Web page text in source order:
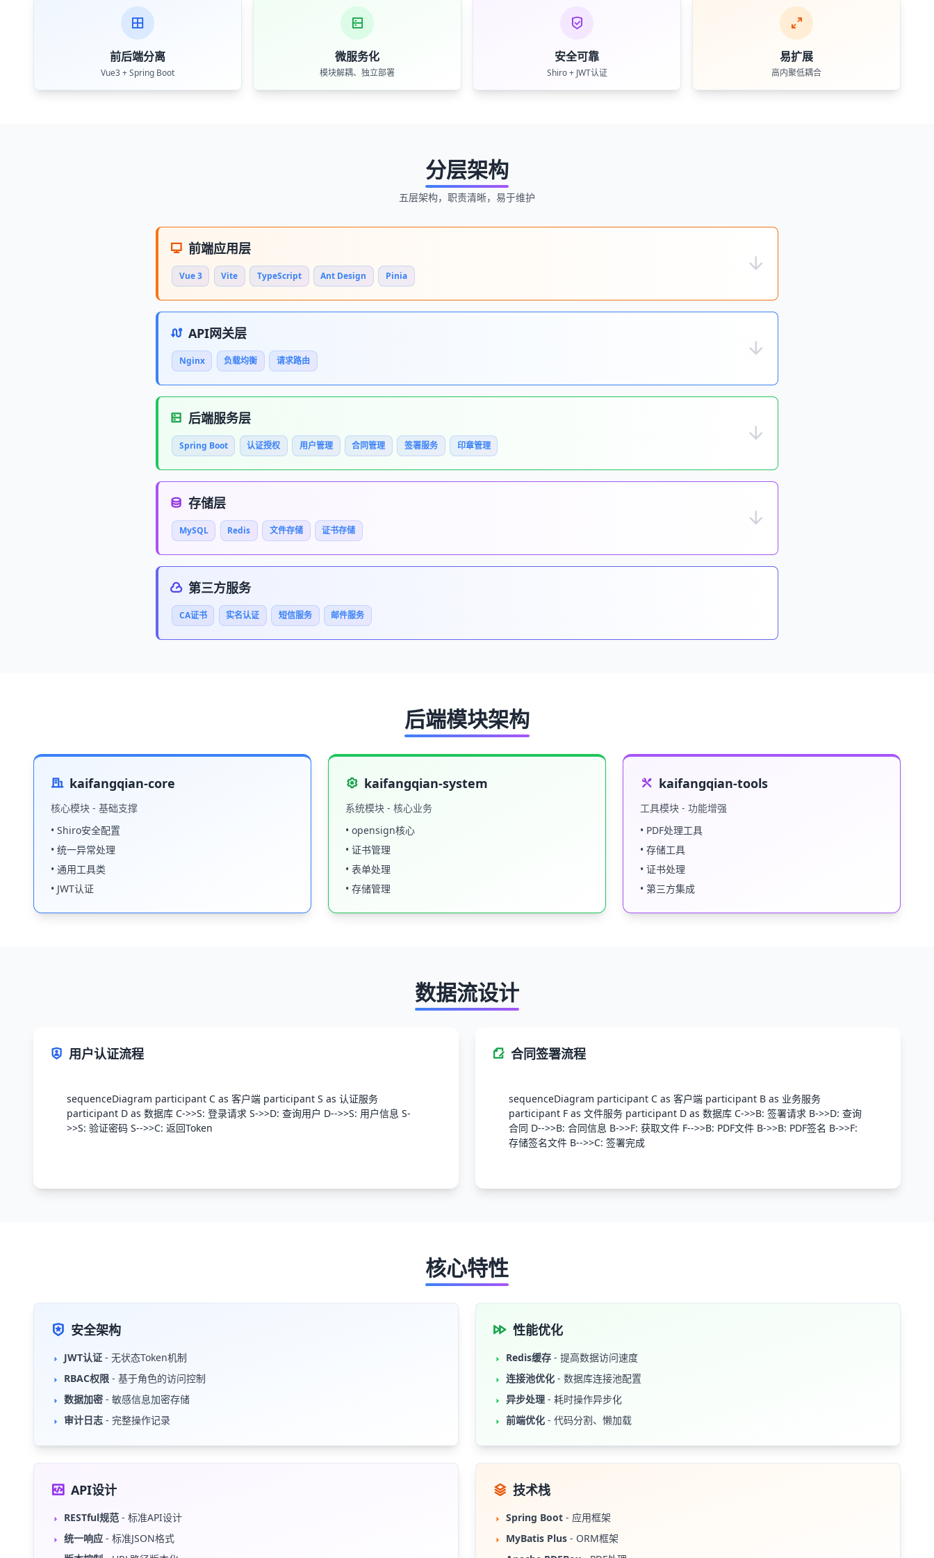
前后端分离
Vue3 + Spring Boot
微服务化
模块解耦、独立部署
安全可靠
Shiro + JWT认证
易扩展
高内聚低耦合
分层架构
五层架构，职责清晰，易于维护
前端应用层
Vue 3 Vite TypeScript Ant Design Pinia
API网关层
Nginx 负载均衡 请求路由
后端服务层
Spring Boot 认证授权 用户管理 合同管理 签署服务 印章管理
存储层
MySQL Redis 文件存储 证书存储
第三方服务
CA证书 实名认证 短信服务 邮件服务
后端模块架构
kaifangqian-core
核心模块 - 基础支撑
• Shiro安全配置
• 统一异常处理
• 通用工具类
• JWT认证
kaifangqian-system
系统模块 - 核心业务
• opensign核心
• 证书管理
• 表单处理
• 存储管理
kaifangqian-tools
工具模块 - 功能增强
• PDF处理工具
• 存储工具
• 证书处理
• 第三方集成
数据流设计
用户认证流程
sequenceDiagram participant C as 客户端 participant S as 认证服务
participant D as 数据库 C->>S: 登录请求 S->>D: 查询用户 D-->>S: 用户信息 S-
>>S: 验证密码 S-->>C: 返回Token
合同签署流程
sequenceDiagram participant C as 客户端 participant B as 业务服务
participant F as 文件服务 participant D as 数据库 C->>B: 签署请求 B->>D: 查询
合同 D-->>B: 合同信息 B->>F: 获取文件 F-->>B: PDF文件 B->>B: PDF签名 B->>F:
存储签名文件 B-->>C: 签署完成
核心特性
安全架构
JWT认证 - 无状态Token机制
RBAC权限 - 基于角色的访问控制
数据加密 - 敏感信息加密存储
审计日志 - 完整操作记录
性能优化
Redis缓存 - 提高数据访问速度
连接池优化 - 数据库连接池配置
异步处理 - 耗时操作异步化
前端优化 - 代码分割、懒加载
API设计
RESTful规范 - 标准API设计
统一响应 - 标准JSON格式
技术栈
Spring Boot - 应用框架
MyBatis Plus - ORM框架